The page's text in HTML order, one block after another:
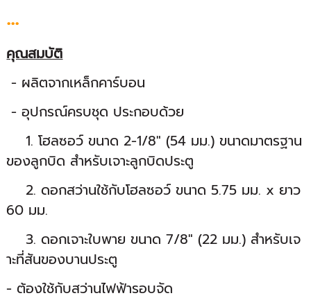
...
คุณสมบัติ
- ผลิตจากเหล็กคาร์บอน
- อุปกรณ์ครบชุด ประกอบด้วย
1. โฮลซอว์ ขนาด 2-1/8" (54 มม.) ขนาดมาตรฐาน
ของลูกบิด สำหรับเจาะลูกบิดประตู
2. ดอกสว่านใช้กับโฮลซอว์ ขนาด 5.75 มม. x ยาว
60 มม.
3. ดอกเจาะใบพาย ขนาด 7/8" (22 มม.) สำหรับเจ
าะที่สันของบานประตู
- ต้องใช้กับสว่านไฟฟ้ารอบจัด